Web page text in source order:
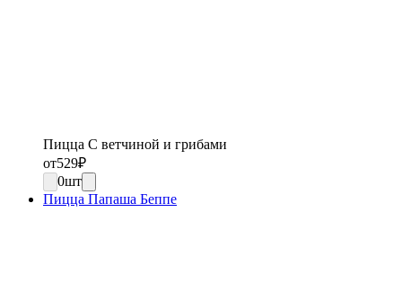
Пицца С ветчиной и грибами
от529₽
0шт
Пицца Папаша Беппе